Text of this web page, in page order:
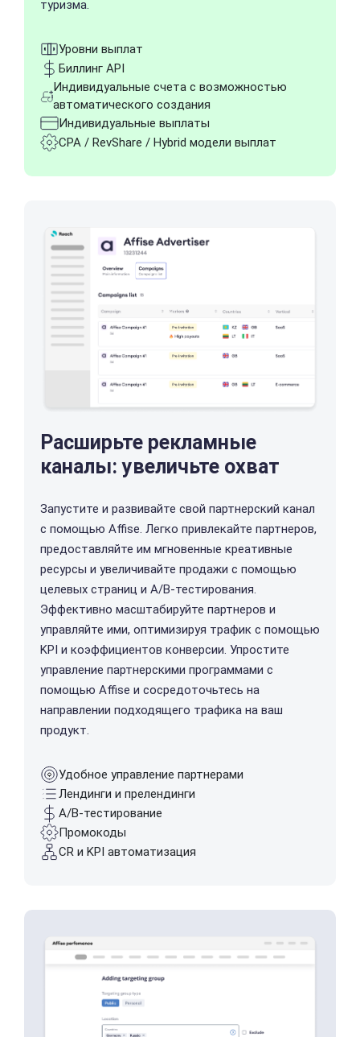
туризма.
Уровни выплат
Биллинг API
Индивидуальные счета с возможностью
автоматического создания
Индивидуальные выплаты
CPA / RevShare / Hybrid модели выплат
Расширьте рекламные
каналы: увеличьте охват
Запустите и развивайте свой партнерский канал
с помощью Affise. Легко привлекайте партнеров,
предоставляйте им мгновенные креативные
ресурсы и увеличивайте продажи с помощью
целевых страниц и A/B-тестирования.
Эффективно масштабируйте партнеров и
управляйте ими, оптимизируя трафик с помощью
KPI и коэффициентов конверсии. Упростите
управление партнерскими программами с
помощью Affise и сосредоточьтесь на
направлении подходящего трафика на ваш
продукт.
Удобное управление партнерами
Лендинги и прелендинги
А/B-тестирование
Промокоды
CR и KPI автоматизация